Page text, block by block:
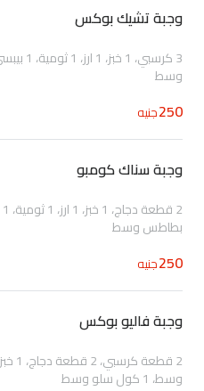
وجبة تشيك بوكس
وسط
250جنيه
وجبة سناك كومبو
بطاطس وسط
250جنيه
وجبة فاليو بوكس
وسط، 1 كول سلو وسط